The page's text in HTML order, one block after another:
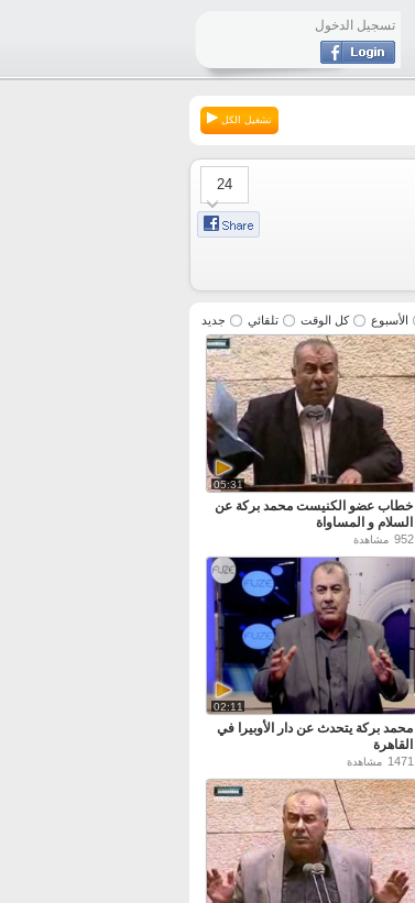
تسجيل الدخول
تشغيل الكل
24
الأسبوع كل الوقت تلقائي جديد
05:31
خطاب عضو الكنيست محمد بركة عن
السلام و المساواة
952 مشاهدة
02:11
محمد بركة يتحدث عن دار الأوبيرا في
القاهرة
1471 مشاهدة